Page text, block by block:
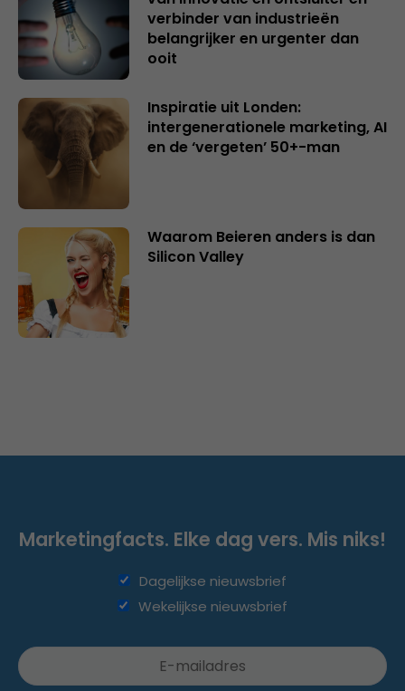
verbinder van industrieën
belangrijker en urgenter dan
ooit
Inspiratie uit Londen:
intergenerationele marketing, AI
en de ‘vergeten’ 50+-man
Waarom Beieren anders is dan
Silicon Valley
Marketingfacts. Elke dag vers. Mis niks!
Dagelijkse nieuwsbrief
Wekelijkse nieuwsbrief